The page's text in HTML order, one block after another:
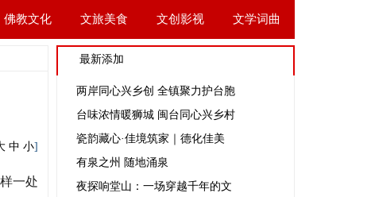
佛教文化 文旅美食 文创影视 文学词曲
中 小]
一处
最新添加
两岸同心兴乡创 全镇聚力护台胞
台味浓情暖狮城 闽台同心兴乡村
瓷韵藏心·佳境筑家｜德化佳美
有泉之州 随地涌泉
夜探响堂山：一场穿越千年的文